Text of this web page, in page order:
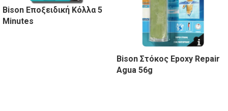
Bison Εποξειδική Κόλλα 5
Minutes
Bison Στόκος Epoxy Repair
Agua 56g